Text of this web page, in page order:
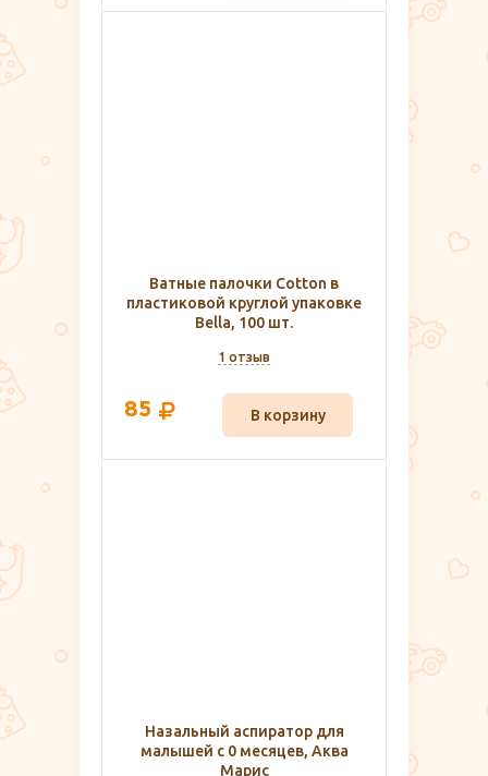
Ватные палочки Cotton в
пластиковой круглой упаковке
Bella, 100 шт.
1 отзыв
85 В корзину
Назальный аспиратор для
малышей с 0 месяцев, Аква
Марис